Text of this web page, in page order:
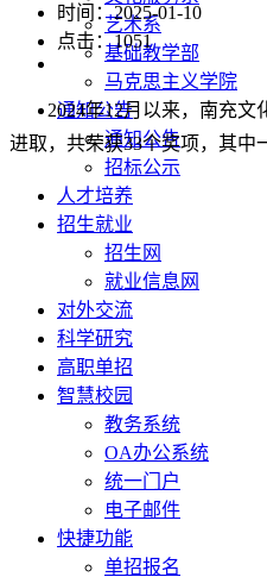
艺术系
基础教学部
马克思主义学院
通知公告
通知公告
招标公示
人才培养
招生就业
招生网
就业信息网
对外交流
科学研究
高职单招
智慧校园
教务系统
OA办公系统
统一门户
电子邮件
快捷功能
单招报名
时间：2025-01-10
点击：1051
2024年12月以来，南充
进取，共荣获33个奖项，其中